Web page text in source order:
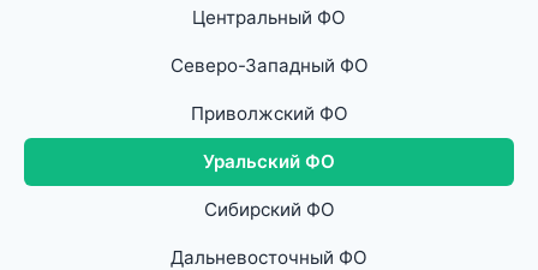
Центральный ФО
Северо-Западный ФО
Приволжский ФО
Уральский ФО
Сибирский ФО
Дальневосточный ФО